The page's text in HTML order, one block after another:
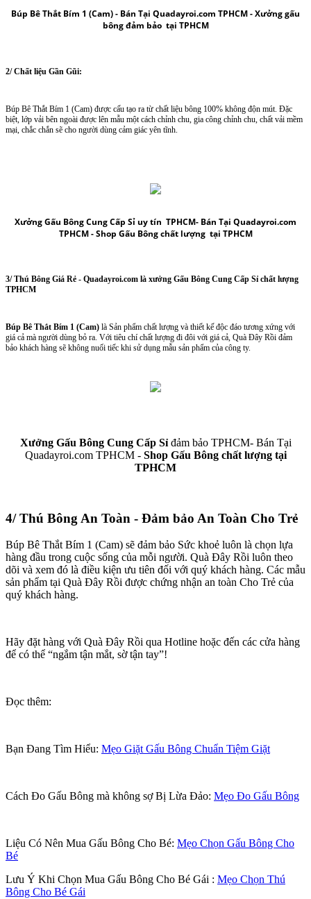
Búp Bê Thắt Bím 1 (Cam)- Bán Tại Quadayroi.com TPHCM -Xưởng gấu
bôngđảm bảo tại TPHCM
2/ Chất liệu Gần Gũi:
Búp Bê Thắt Bím 1 (Cam) được cấu tạo ra từ chất liệu bông 100% không độn mút. Đặc
biệt, lớp vải bên ngoài được lên mẫu một cách chỉnh chu, gia công chỉnh chu, chất vải mềm
mại, chắc chắn sẽ cho người dùng cảm giác yên tĩnh.
Xưởng Gấu Bông Cung Cấp Sỉ uy tín TPHCM- Bán Tại Quadayroi.com
TPHCM -Shop Gấu Bông chất lượng tại TPHCM
3/Thú Bông Giá Rẻ - Quadayroi.com là xưởng Gấu Bông Cung Cấp Sỉ chất lượng
TPHCM
Búp Bê Thắt Bím 1 (Cam) là Sản phẩm chất lượng và thiết kế độc đáo tương xứng với
giá cả mà người dùng bỏ ra. Với tiêu chí chất lượng đi đôi với giá cả, Quà Đây Rồi đảm
bảo khách hàng sẽ không nuối tiếc khi sử dụng mẫu sản phẩm của công ty.
Xưởng Gấu Bông Cung Cấp Sỉ đảm bảo TPHCM- Bán Tại
Quadayroi.com TPHCM - Shop Gấu Bông chất lượng tại
TPHCM
4/ Thú Bông An Toàn - Đảm bảo An Toàn Cho Trẻ
Búp Bê Thắt Bím 1 (Cam) sẽ đảm bảo Sức khoẻ luôn là chọn lựa
hàng đầu trong cuộc sống của mỗi người. Quà Đây Rồi luôn theo
dõi và xem đó là điều kiện ưu tiên đối với quý khách hàng. Các mẫu
sản phẩm tại Quà Đây Rồi được chứng nhận an toàn Cho Trẻ của
quý khách hàng.
Hãy đặt hàng với Quà Đây Rồi qua Hotline hoặc đến các cửa hàng
để có thể “ngắm tận mắt, sờ tận tay”!
Đọc thêm:
Bạn Đang Tìm Hiểu: Mẹo Giặt Gấu Bông Chuẩn Tiệm Giặt
Cách Đo Gấu Bông mà không sợ Bị Lừa Đảo: Mẹo Đo Gấu Bông
Liệu Có Nên Mua Gấu Bông Cho Bé: Mẹo Chọn Gấu Bông Cho
Bé
Lưu Ý Khi Chọn Mua Gấu Bông Cho Bé Gái : Mẹo Chọn Thú
Bông Cho Bé Gái